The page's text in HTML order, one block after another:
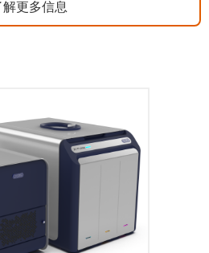
解更多信息
60MHz永磁体60MHz的宽
波谱系统。X-Pulse融汇了
流动化学、反应监测、变
分辨率<0.35Hz/10Hz。